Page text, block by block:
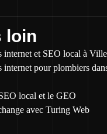
loin
internet et SEO local à
internet pour plombiers
local et le GEO
avec Turing Web